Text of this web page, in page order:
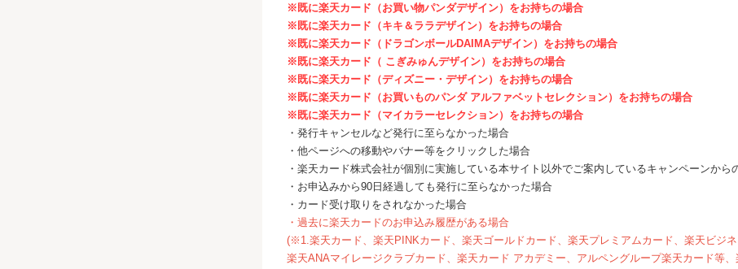
※既に楽天カード（お買い物パンダデザイン）をお持ちの場合
※既に楽天カード（キキ＆ララデザイン）をお持ちの場合
※既に楽天カード（ドラゴンボールDAIMAデザイン）をお持ちの場合
※既に楽天カード（ こぎみゅんデザイン）をお持ちの場合
※既に楽天カード（ディズニー・デザイン）をお持ちの場合
※既に楽天カード（お買いものパンダ アルファベットセレクション）をお持ちの場合
※既に楽天カード（マイカラーセレクション）をお持ちの場合
・発行キャンセルなど発行に至らなかった場合
・他ページへの移動やバナー等をクリックした場合
・楽天カード株式会社が個別に実施している本サイト以外でご案内しているキャンペーンから
・お申込みから90日経過しても発行に至らなかった場合
・カード受け取りをされなかった場合
・過去に楽天カードのお申込み履歴がある場合
(※1.楽天カード、楽天PINKカード、楽天ゴールドカード、楽天プレミアムカード、楽天ビジネ
楽天ANAマイレージクラブカード、楽天カード アカデミー、アルペングループ楽天カード等